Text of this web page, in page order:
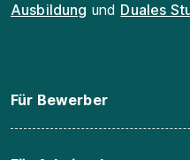
Ausbildung und Duales
Für Bewerber